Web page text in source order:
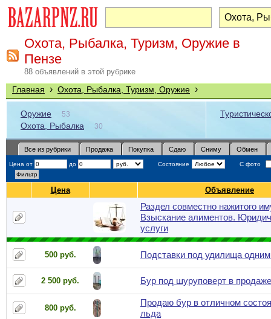
Охота, Рыбалка, Туризм, Оружие в
Пензе
88 объявлений в этой рубрике
Главная › Охота, Рыбалка, Туризм, Оружие ›
Оружие 53
Охота, Рыбалка 30
Все из рубрики Продажа Покупка Сдаю Сниму Обмен
Цена от до Состояние С фото
Цена Объявление
Раздел совместно нажитого
Взыскание алиментов.
услуги
500 руб. Подставки под удилища
2 500 руб. Бур под шуруповерт в продаже
800 руб.
Продаю бур в отличном
льда